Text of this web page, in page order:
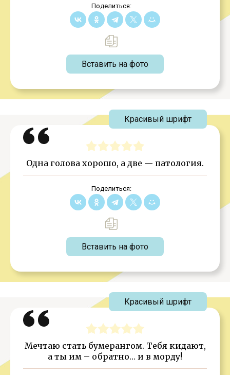
Поделиться:
Вставить на фото
Одна голова хорошо, а две — патология.
Поделиться:
Вставить на фото
Красивый шрифт
Мечтаю стать бумерангом. Тебя кидают,
а ты им – обратно… и в морду!
Красивый шрифт